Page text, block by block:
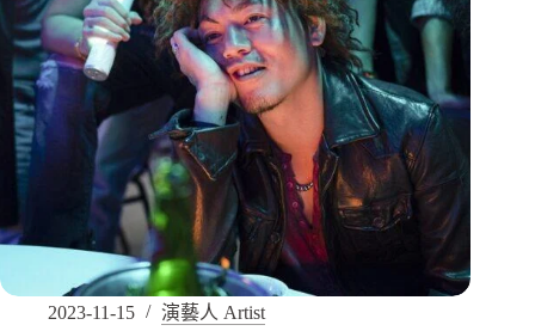
2023-11-15 演藝人 Artist